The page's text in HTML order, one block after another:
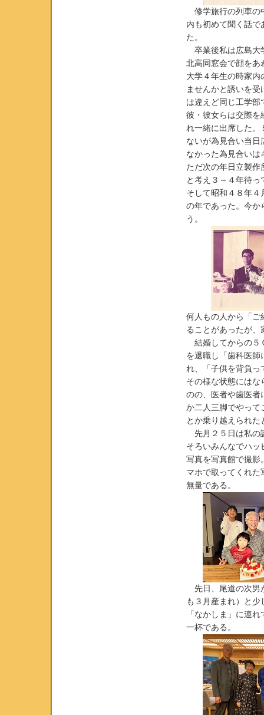
修学旅行の列車の
内も初めて聞く話で
た。
卒業後私は広島大
北高同窓会で顔をあ
大学４年生の時家内
ませんかと誘いを
は違えど同じ工学部
彼・彼女らは交際を
れ一緒に出席した。
ないが為見合い当日
なかった為見合いは
ただ次の年日立製作
と考え３～４年待
そして昭和４８年４
の年であった。今か
う。
何人もの人から「ご
ることがあったが、
結婚してからの５
を退職し「歯科医師
れ、「子供を背負っ
その様な状態にはな
のの、医者や歯医者
か二人三脚でやって
とか乗り越えられた
先月２５日は私の
そろいみんなでハッ
写真を写真館で撮影
マホで取ってくれた
無量である。
先日、尾道の次男
も３月産まれ）と
「なかしま」に連
一杯である。